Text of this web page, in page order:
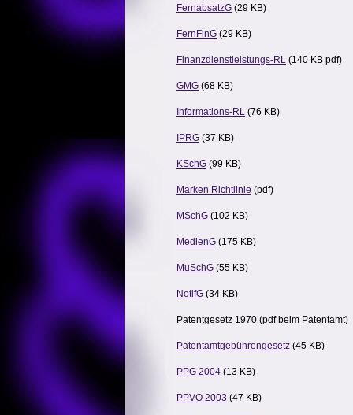
FernabsatzG (29 KB)
FernFinG (29 KB)
Finanzdienstleistungs-RL (140 KB pdf)
GMG (68 KB)
Informations-RL (76 KB)
IPRG (37 KB)
KSchG (99 KB)
Marken Richtlinie (pdf)
MSchG (102 KB)
MedienG (175 KB)
MuSchG (55 KB)
NotifG (34 KB)
Patentgesetz 1970 (pdf beim Patentamt)
Patentamtgebührengesetz (45 KB)
PPG 2004 (13 KB)
PPVO 2003 (47 KB)